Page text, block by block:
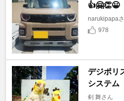
👍🤗👏😀
narukipapa
978
デジポリ
システム
剣 舞さん